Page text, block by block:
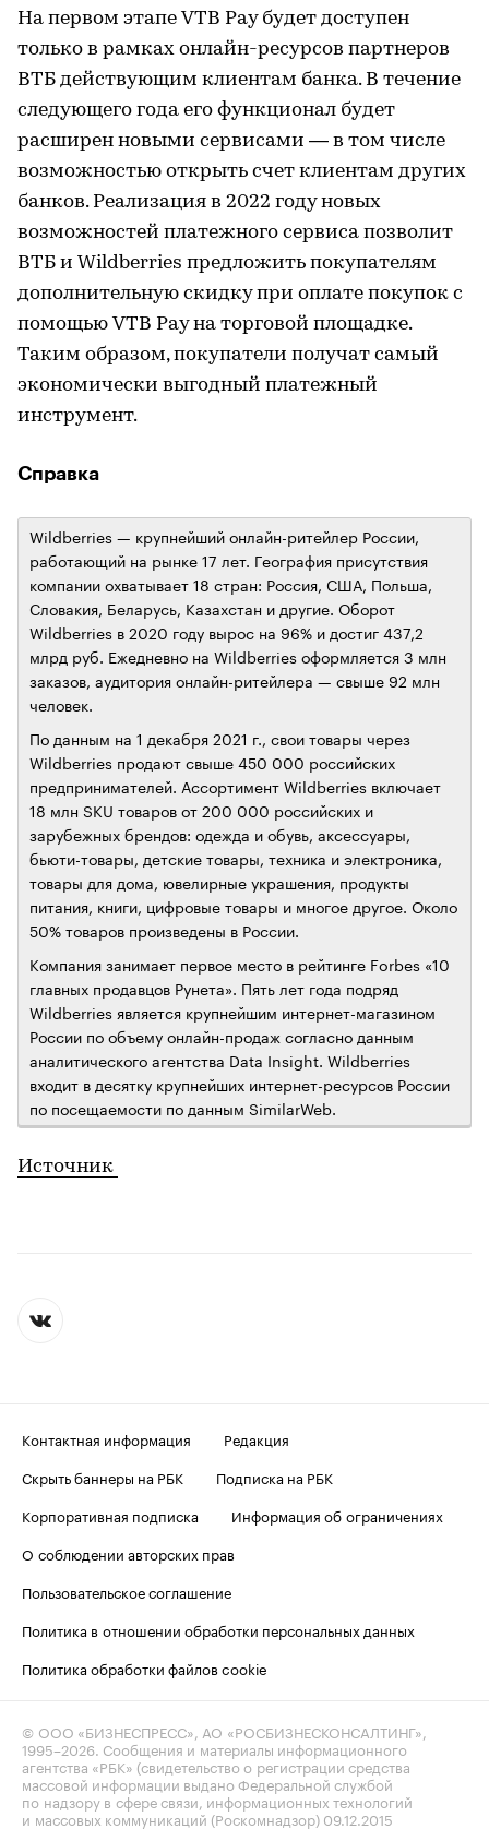
На первом этапе VTB Pay будет доступен
только в рамках онлайн-ресурсов партнеров
ВТБ действующим клиентам банка. В течение
следующего года его функционал будет
расширен новыми сервисами — в том числе
возможностью открыть счет клиентам других
банков. Реализация в 2022 году новых
возможностей платежного сервиса позволит
ВТБ и Wildberries предложить покупателям
дополнительную скидку при оплате покупок с
помощью VTB Pay на торговой площадке.
Таким образом, покупатели получат самый
экономически выгодный платежный
инструмент.
Справка
Wildberries — крупнейший онлайн-ритейлер России,
работающий на рынке 17 лет. География присутствия
компании охватывает 18 стран: Россия, США, Польша,
Словакия, Беларусь, Казахстан и другие. Оборот
Wildberries в 2020 году вырос на 96% и достиг 437,2
млрд руб. Ежедневно на Wildberries оформляется 3 млн
заказов, аудитория онлайн-ритейлера — свыше 92 млн
человек.
По данным на 1 декабря 2021 г., свои товары через
Wildberries продают свыше 450 000 российских
предпринимателей. Ассортимент Wildberries включает
18 млн SKU товаров от 200 000 российских и
зарубежных брендов: одежда и обувь, аксессуары,
бьюти-товары, детские товары, техника и электроника,
товары для дома, ювелирные украшения, продукты
питания, книги, цифровые товары и многое другое. Около
50% товаров произведены в России.
Компания занимает первое место в рейтинге Forbes «10
главных продавцов Рунета». Пять лет года подряд
Wildberries является крупнейшим интернет-магазином
России по объему онлайн-продаж согласно данным
аналитического агентства Data Insight. Wildberries
входит в десятку крупнейших интернет-ресурсов России
по посещаемости по данным SimilarWeb.
Источник
Контактная информация
Редакция
Скрыть баннеры на РБК
Подписка на РБК
Корпоративная подписка
Информация об ограничениях
О соблюдении авторских прав
Пользовательское соглашение
Политика в отношении обработки персональных данных
Политика обработки файлов cookie
© ООО «БИЗНЕСПРЕСС», АО «РОСБИЗНЕСКОНСАЛТИНГ»,
1995–2026. Сообщения и материалы информационного
агентства «РБК» (свидетельство о регистрации средства
массовой информации выдано Федеральной службой
по надзору в сфере связи, информационных технологий
и массовых коммуникаций (Роскомнадзор) 09.12.2015